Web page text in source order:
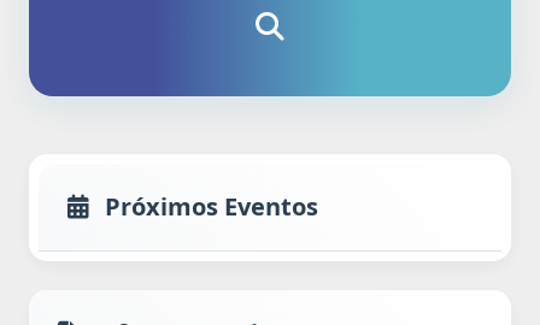
Próximos Eventos